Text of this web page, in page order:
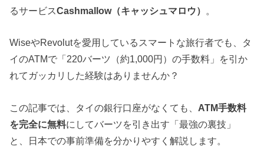
るサービスCashmallow（キャッシュマロウ） 。
WiseやRevolutを愛用しているスマートな旅行者でも、タ
イのATMで「220バーツ（約1,000円）の手数料」を引か
れてガッカリした経験はありませんか？
この記事では、タイの銀行口座がなくても、 ATM手数料
を完全に無料にしてバーツを引き出す「最強の裏技」
と、日本での事前準備を分かりやすく解説します。